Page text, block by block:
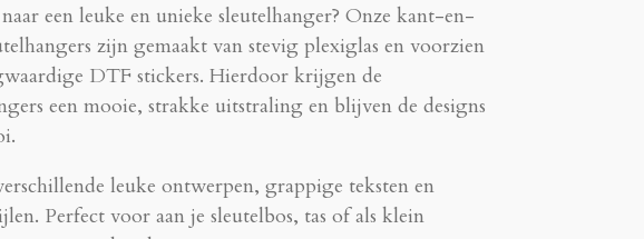
een leuke en unieke sleutelhanger? Onze kant-en-
zijn gemaakt van stevig plexiglas en voorzien
DTF stickers. Hierdoor krijgen de
een mooie, strakke uitstraling en blijven de designs
leuke ontwerpen, grappige teksten en
Perfect voor aan je sleutelbos, tas of als klein